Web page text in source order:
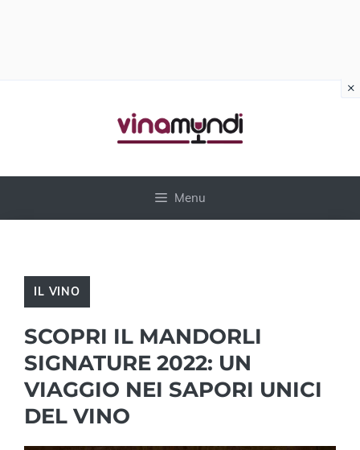
Menu
IL VINO
SCOPRI IL MANDORLI
SIGNATURE 2022: UN
VIAGGIO NEI SAPORI UNICI
DEL VINO
×